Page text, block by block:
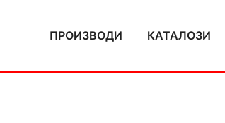
ПРОИЗВОДИ КАТАЛОЗИ